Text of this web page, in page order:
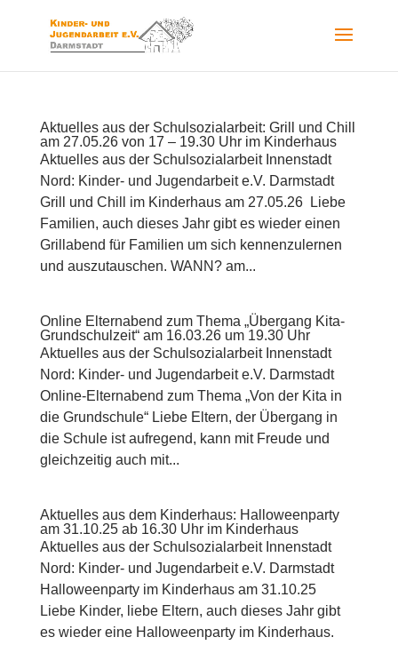
Aktuelles aus der Schulsozialarbeit: Grill und Chill
am 27.05.26 von 17 – 19.30 Uhr im Kinderhaus
Aktuelles aus der Schulsozialarbeit Innenstadt
Nord: Kinder- und Jugendarbeit e.V. Darmstadt
Grill und Chill im Kinderhaus am 27.05.26 Liebe
Familien, auch dieses Jahr gibt es wieder einen
Grillabend für Familien um sich kennenzulernen
und auszutauschen. WANN? am...
Online Elternabend zum Thema „Übergang Kita-
Grundschulzeit“ am 16.03.26 um 19.30 Uhr
Aktuelles aus der Schulsozialarbeit Innenstadt
Nord: Kinder- und Jugendarbeit e.V. Darmstadt
Online-Elternabend zum Thema „Von der Kita in
die Grundschule“ Liebe Eltern, der Übergang in
die Schule ist aufregend, kann mit Freude und
gleichzeitig auch mit...
Aktuelles aus dem Kinderhaus: Halloweenparty
am 31.10.25 ab 16.30 Uhr im Kinderhaus
Aktuelles aus der Schulsozialarbeit Innenstadt
Nord: Kinder- und Jugendarbeit e.V. Darmstadt
Halloweenparty im Kinderhaus am 31.10.25
Liebe Kinder, liebe Eltern, auch dieses Jahr gibt
es wieder eine Halloweenparty im Kinderhaus.